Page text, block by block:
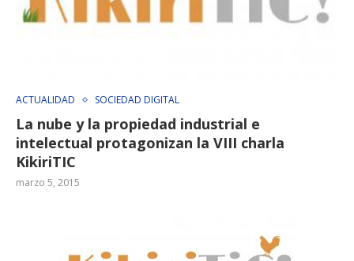
ACTUALIDAD SOCIEDAD DIGITAL
La nube y la propiedad industrial e
intelectual protagonizan la VIII charla
KikiriTIC
marzo 5, 2015